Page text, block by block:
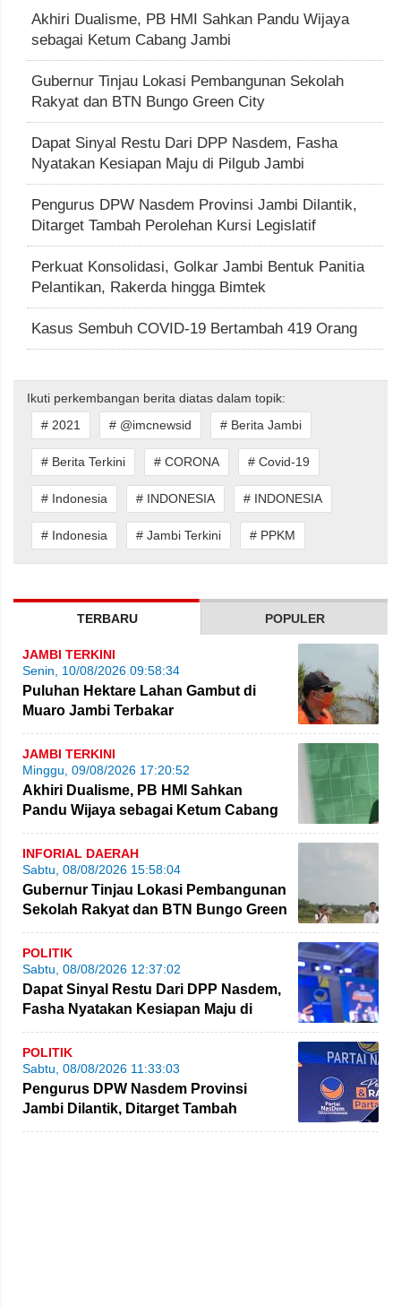
Akhiri Dualisme, PB HMI Sahkan Pandu Wijaya
sebagai Ketum Cabang Jambi
Gubernur Tinjau Lokasi Pembangunan Sekolah
Rakyat dan BTN Bungo Green City
Dapat Sinyal Restu Dari DPP Nasdem, Fasha
Nyatakan Kesiapan Maju di Pilgub Jambi
Pengurus DPW Nasdem Provinsi Jambi Dilantik,
Ditarget Tambah Perolehan Kursi Legislatif
Perkuat Konsolidasi, Golkar Jambi Bentuk Panitia
Pelantikan, Rakerda hingga Bimtek
Kasus Sembuh COVID-19 Bertambah 419 Orang
Ikuti perkembangan berita diatas dalam topik:
# 2021
# @imcnewsid # Berita Jambi
# Berita Terkini # CORONA # Covid-19
# Indonesia # INDONESIA # INDONESIA
# Indonesia # Jambi Terkini # PPKM
TERBARU POPULER
JAMBI TERKINI
Senin, 10/08/2026 09:58:34
Puluhan Hektare Lahan Gambut di
Muaro Jambi Terbakar
JAMBI TERKINI
Minggu, 09/08/2026 17:20:52
Akhiri Dualisme, PB HMI Sahkan
Pandu Wijaya sebagai Ketum Cabang
Jambi
INFORIAL DAERAH
Sabtu, 08/08/2026 15:58:04
Gubernur Tinjau Lokasi Pembangunan
Sekolah Rakyat dan BTN Bungo Green
City
POLITIK
Sabtu, 08/08/2026 12:37:02
Dapat Sinyal Restu Dari DPP Nasdem,
Fasha Nyatakan Kesiapan Maju di
Pilgub Jambi
POLITIK
Sabtu, 08/08/2026 11:33:03
Pengurus DPW Nasdem Provinsi
Jambi Dilantik, Ditarget Tambah
Perolehan Kursi Legislatif